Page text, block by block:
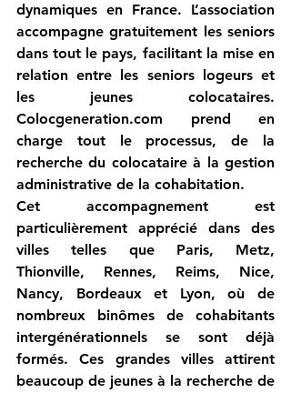
dynamiques en France. L’association
accompagne gratuitement les seniors
dans tout le pays, facilitant la mise en
relation entre les seniors logeurs et
Colocgeneration.com prend en
charge tout le processus, de la
recherche du colocataire à la gestion
administrative de la cohabitation.
Cet accompagnement est
particulièrement apprécié dans des
villes telles que Paris, Metz,
Thionville, Rennes, Reims, Nice,
Nancy, Bordeaux et Lyon, où de
nombreux binômes de cohabitants
intergénérationnels se sont déjà
formés. Ces grandes villes attirent
beaucoup de jeunes à la recherche de